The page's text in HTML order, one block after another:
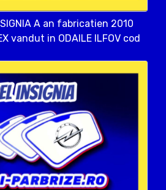
A an fabricatien 2010
vandut in ODAILE ILFOV cod